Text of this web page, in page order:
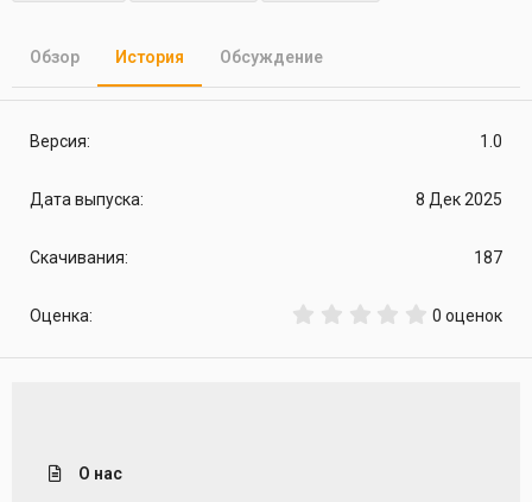
д
н
Обзор История Обсуждение
1.0
8 Дек 2025
187
0
0
0 оценок
О нас